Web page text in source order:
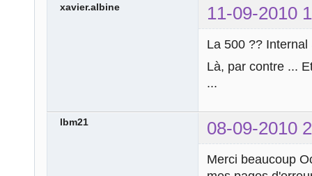
xavier.albine 11-09-2010
La 500 ??
Là, par contre ...
...
lbm21 08-09-2010
Merci beaucoup